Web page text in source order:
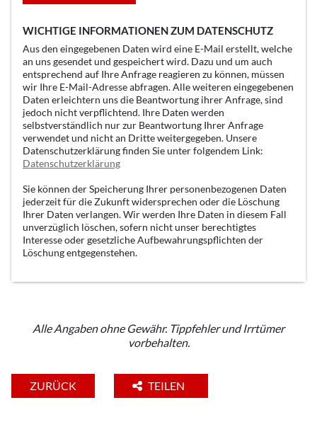
WICHTIGE INFORMATIONEN ZUM DATENSCHUTZ
Aus den eingegebenen Daten wird eine E-Mail erstellt, welche
an uns gesendet und gespeichert wird. Dazu und um auch
entsprechend auf Ihre Anfrage reagieren zu können, müssen
wir Ihre E-Mail-Adresse abfragen. Alle weiteren eingegebenen
Daten erleichtern uns die Beantwortung ihrer Anfrage, sind
jedoch nicht verpflichtend. Ihre Daten werden
selbstverständlich nur zur Beantwortung Ihrer Anfrage
verwendet und nicht an Dritte weitergegeben. Unsere
Datenschutzerklärung finden Sie unter folgendem Link:
Datenschutzerklärung
Sie können der Speicherung Ihrer personenbezogenen Daten
jederzeit für die Zukunft widersprechen oder die Löschung
Ihrer Daten verlangen. Wir werden Ihre Daten in diesem Fall
unverzüglich löschen, sofern nicht unser berechtigtes
Interesse oder gesetzliche Aufbewahrungspflichten der
Löschung entgegenstehen.
Alle Angaben ohne Gewähr. Tippfehler und Irrtümer
vorbehalten.
ZURÜCK TEILEN